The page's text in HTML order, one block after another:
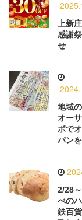
上新
感謝
せ
地域
オー
ボで
パン
2/28
べの
鉄百